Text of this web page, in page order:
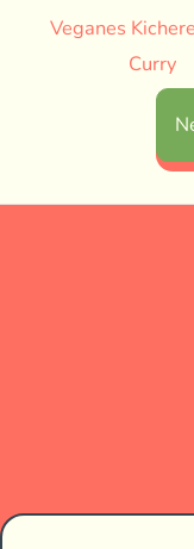
Veganes
Curry